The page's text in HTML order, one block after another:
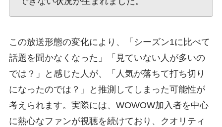
この放送形態の変化により、「シーズン1に比べて
話題を聞かなくなった」「見ていない人が多いの
では？」と感じた人が、「人気が落ちて打ち切り
になったのでは？」と推測してしまった可能性が
考えられます。実際には、WOWOW加入者を中心
に熱心なファンが視聴を続けており、クオリティ